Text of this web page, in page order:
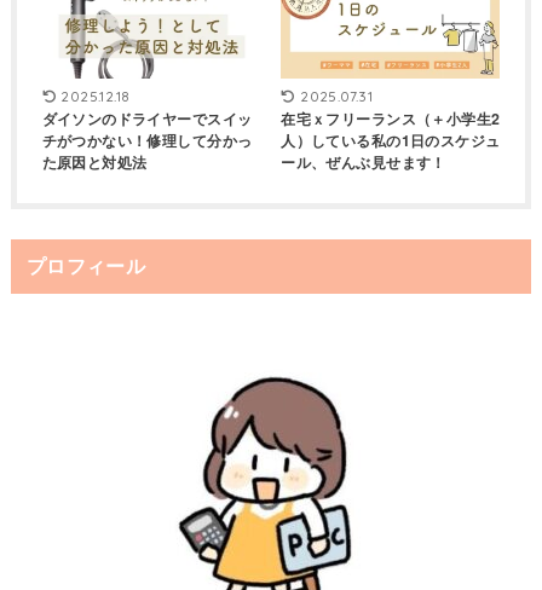
2025.12.18
ダイソンのドライヤーでスイッ
チがつかない！修理して分かっ
た原因と対処法
2025.07.31
在宅ｘフリーランス（＋小学生2
人）している私の1日のスケジュ
ール、ぜんぶ見せます！
プロフィール